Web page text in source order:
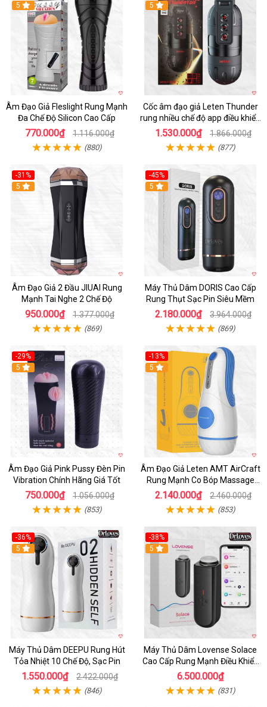
5
Âm Đạo Giả Fleslight Rung Mạnh
Đa Chế Độ Silicon Cao Cấp
770.000₫ 1.116.000₫
(880)
5
Cốc âm đạo giả Leten Thunder
rung nhiều chế độ app điều khiển
tiện lợi
1.530.000₫ 1.866.000₫
(877)
-31%
5
Âm Đạo Giả 2 Đầu JIUAI Rung
Mạnh Tai Nghe 2 Chế Độ
950.000₫ 1.377.000₫
(869)
-45%
Hot
5
Máy Thủ Dâm DORIS Cao Cấp
Rung Thụt Sạc Pin Siêu Mềm
2.180.000₫ 3.964.000₫
(869)
-29%
5
Âm Đạo Giả Pink Pussy Đèn Pin
Vibration Chính Hãng Giá Tốt
750.000₫ 1.056.000₫
(853)
-13%
5
Âm Đạo Giả Leten AMT AirCraft
Rung Mạnh Co Bóp Massage
Êm Ái
2.140.000₫ 2.460.000₫
(853)
-36%
Hot
5
Máy Thủ Dâm DEEPU Rung Hút
Tỏa Nhiệt 10 Chế Độ, Sạc Pin
1.550.000₫ 2.422.000₫
(846)
-38%
Hot
5
Máy Thủ Dâm Lovense Solace
Cao Cấp Rung Mạnh Điều Khiển
App
6.500.000₫
(831)